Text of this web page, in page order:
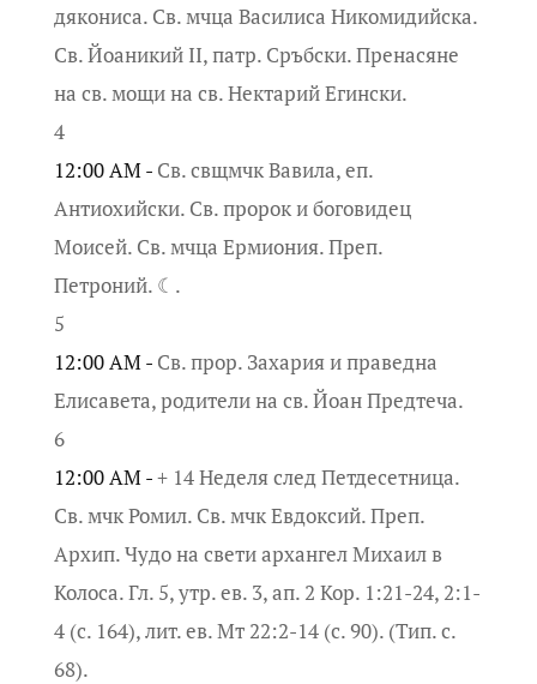
дякониса. Св. мчца Василиса Никомидийска.
Св. Йоаникий II, патр. Сръбски. Пренасяне
на св. мощи на св. Нектарий Егински.
4
12:00 AM - Св. свщмчк Вавила, еп.
Антиохийски. Св. пророк и боговидец
Моисей. Св. мчца Ермиония. Преп.
Петроний. ☾.
5
12:00 AM - Св. прор. Захария и праведна
Елисавета, родители на св. Йоан Предтеча.
6
12:00 AM -+ 14 Неделя след Петдесетница.
Св. мчк Ромил. Св. мчк Евдоксий. Преп.
Архип. Чудо на свети архангел Михаил в
Колоса. Гл. 5, утр. ев. 3, ап. 2 Кор. 1:21-24, 2:1-
4 (с. 164), лит. ев. Мт 22:2-14 (с. 90). (Тип. с.
68).